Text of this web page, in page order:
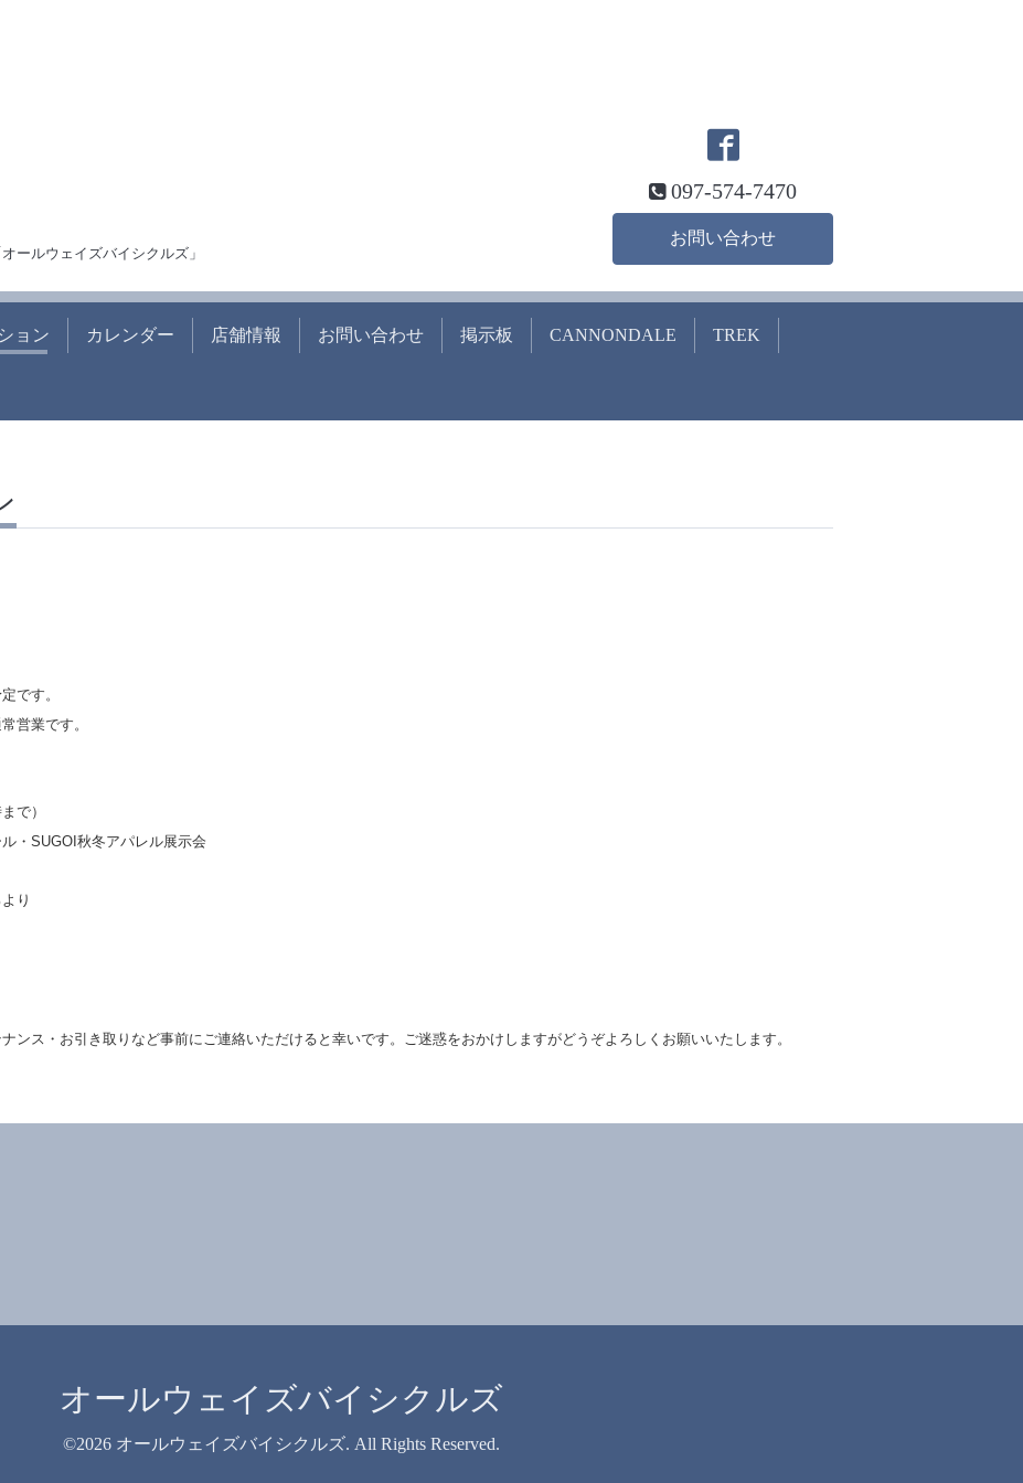
ールウェイズバイシクルズ」
097-574-7470
お問い合わせ
ョン カレンダー 店舗情報 お問い合わせ 掲示板 CANNONDALE TREK
です。
営業です。
で）
・SUGOI秋冬アパレル展示会
り
ンス・お引き取りなど事前にご連絡いただけると幸いです。ご迷惑をおかけしますがどうぞよろしくお願いいたします。
オールウェイズバイシクルズ
©2026 オールウェイズバイシクルズ. All Rights Reserved.